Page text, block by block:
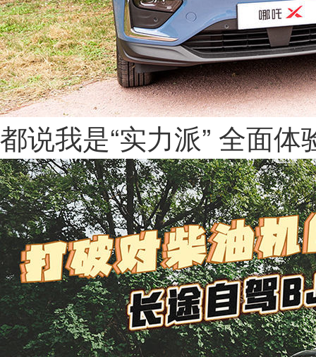
都说我是“实力派” 全面体